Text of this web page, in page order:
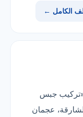
الكامل ←
«تركيب جبس
عجمان